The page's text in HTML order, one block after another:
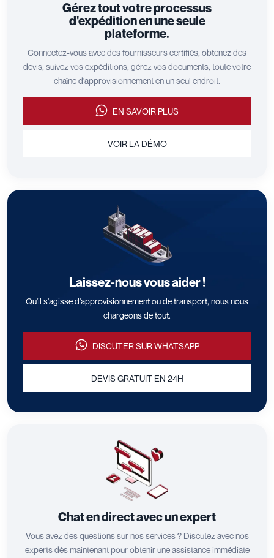
Gérez tout votre processus
d'expédition en une seule
plateforme.
Connectez-vous avec des fournisseurs certifiés, obtenez des
devis, suivez vos expéditions, gérez vos documents, toute votre
chaîne d'approvisionnement en un seul endroit.
EN SAVOIR PLUS
VOIR LA DÉMO
Laissez-nous vous aider !
Qu'il s'agisse d'approvisionnement ou de transport, nous nous
chargeons de tout.
DISCUTER SUR WHATSAPP
DEVIS GRATUIT EN 24H
Chat en direct avec un expert
Vous avez des questions sur nos services ? Discutez avec nos
experts dès maintenant pour obtenir une assistance immédiate